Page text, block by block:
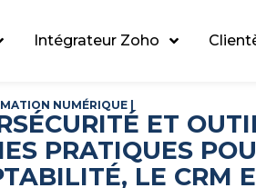
Intégrateur Zoho
NUMÉRIQUE
ET
PRATIQUES
LE CRM